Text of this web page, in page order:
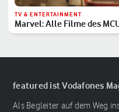
TV & ENTERTAINMENT
Marvel: Alle Filme des
Reihenfolge
featured ist Vodafones
Als Begleiter auf dem Weg